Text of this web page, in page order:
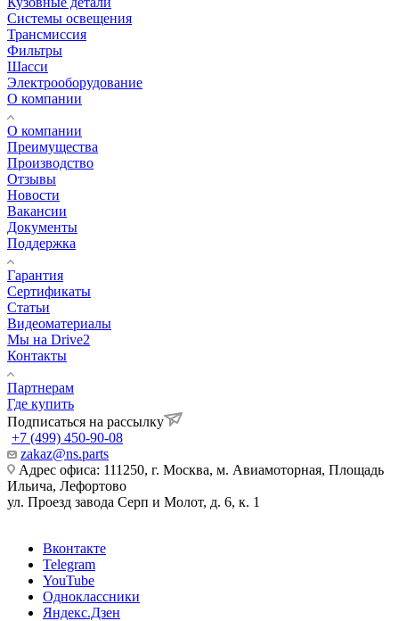
Системы освещения
Трансмиссия
Фильтры
Шасси
Электрооборудование
О компании
О компании
Преимущества
Производство
Отзывы
Новости
Вакансии
Документы
Поддержка
Гарантия
Сертификаты
Статьи
Видеоматериалы
Мы на Drive2
Контакты
Партнерам
Где купить
Подписаться на рассылку
+7 (499) 450-90-08
zakaz@ns.parts
Адрес офиса: 111250, г. Москва, м. Авиамоторная, Площадь
Ильича, Лефортово
ул. Проезд завода Серп и Молот, д. 6, к. 1
Вконтакте
Telegram
YouTube
Одноклассники
Яндекс.Дзен